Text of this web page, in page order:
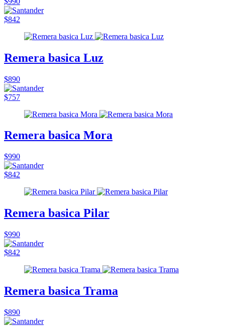
$842
Remera basica Luz
$890
$757
Remera basica Mora
$990
$842
Remera basica Pilar
$990
$842
Remera basica Trama
$890